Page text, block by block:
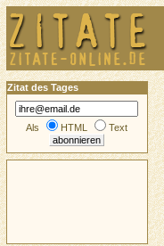
Zitat des Tages
Als HTML Text